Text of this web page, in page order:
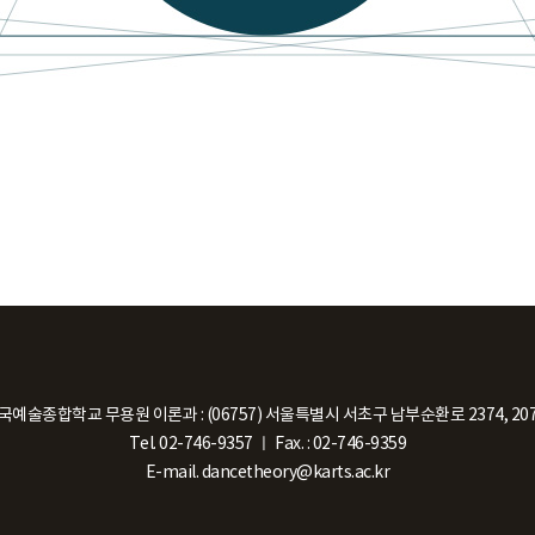
예술종합학교 무용원 이론과: (06757) 서울특별시 서초구 남부순환로 2374,
Tel. 02-746-9357
Fax. : 02-746-9359
E-mail. dancetheory@karts.ac.kr